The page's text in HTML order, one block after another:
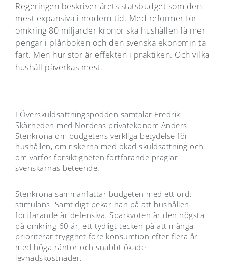
Regeringen beskriver årets statsbudget som den
mest expansiva i modern tid. Med reformer för
omkring 80 miljarder kronor ska hushållen få mer
pengar i plånboken och den svenska ekonomin ta
fart. Men hur stor är effekten i praktiken. Och vilka
hushåll påverkas mest.
I Överskuldsättningspodden samtalar Fredrik
Skärheden med Nordeas privatekonom Anders
Stenkrona om budgetens verkliga betydelse för
hushållen, om riskerna med ökad skuldsättning och
om varför försiktigheten fortfarande präglar
svenskarnas beteende.
Stenkrona sammanfattar budgeten med ett ord:
stimulans. Samtidigt pekar han på att hushållen
fortfarande är defensiva. Sparkvoten är den högsta
på omkring 60 år, ett tydligt tecken på att många
prioriterar trygghet före konsumtion efter flera år
med höga räntor och snabbt ökade
levnadskostnader.